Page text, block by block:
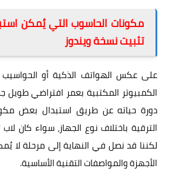
مكونات الحاسوب التي يُمكن
تثبيت نسخة ويندوز
على عكس الهواتف الذكية أو الحواسيب
الكمبيوتر المكتبية بعمر افتراضي طويل
دورة حياته عن طريق استبدال بعض
الترقية باختلاف نوع الجهاز، سواء كان
لكننا قد نصل في النهاية إلى مرحلة لا
الأجهزة والمواصفات التقنية الأساسية.